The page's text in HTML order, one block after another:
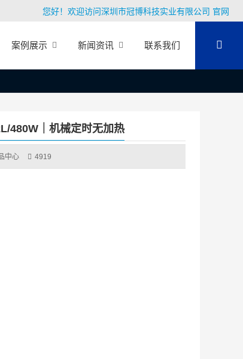
您好！欢迎访问深圳市冠博科技实业有限公司 官网
案例展示 新闻资讯 联系我们
480W｜机械定时无加热
中心 4919